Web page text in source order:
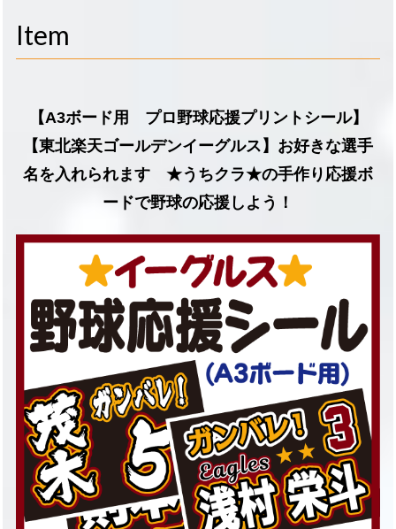
Item
【A3ボード用 プロ野球応援プリントシール】
【東北楽天ゴールデンイーグルス】お好きな選手
名を入れられます ★うちクラ★の手作り応援ボ
ードで野球の応援しよう！